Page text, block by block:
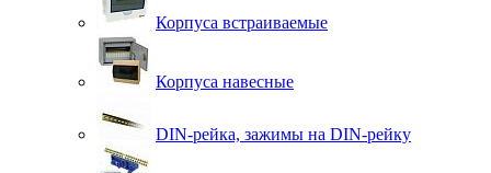
Корпуса встраиваемые
Корпуса навесные
DIN-рейка, зажимы на DIN-рейку